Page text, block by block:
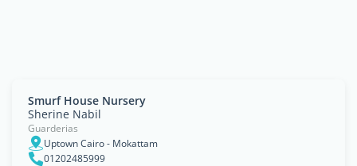
Smurf House Nursery
Sherine Nabil
Guarderias
Uptown Cairo - Mokattam
01202485999